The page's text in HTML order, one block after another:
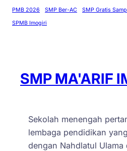
PMB 2026 SMP Ber-AC SMP Gratis
SPMB Imogiri
SMP MA'ARIF
Sekolah menengah
lembaga pendidikan
dengan Nahdlatul Ulama